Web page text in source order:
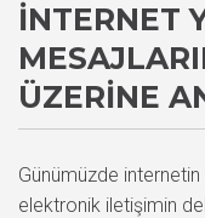
İNTERNET
ÜZERINE
Günümüzde internetin
elektronik iletişimin